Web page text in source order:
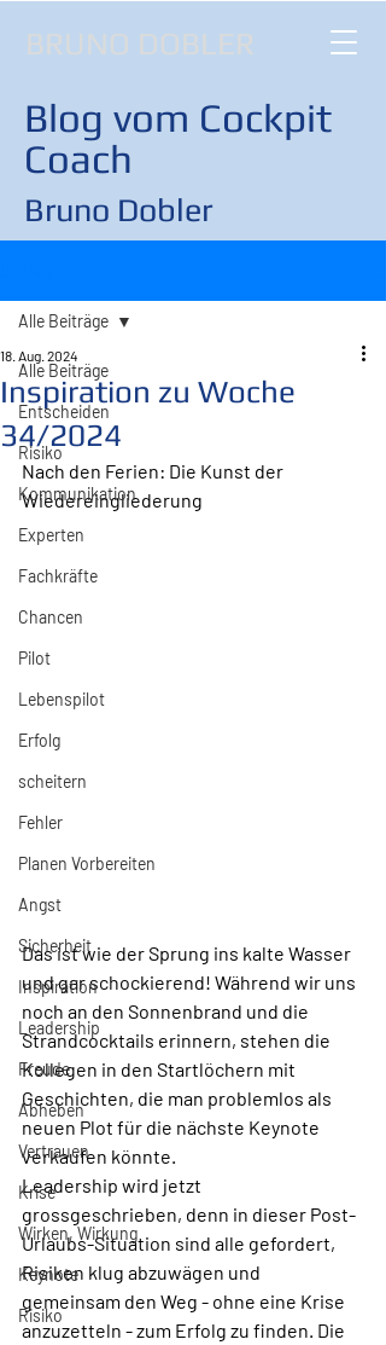
BRUNO DOBLER
Blog vom Cockpit
Coach
Bruno Dobler
Alle Beiträge
Entscheiden
Risiko
Kommunikation
Experten
Fachkräfte
Chancen
Pilot
Lebenspilot
Erfolg
scheitern
Fehler
Planen Vorbereiten
Angst
Sicherheit
Inspiration
Leadership
Freude
Abheben
Vertrauen
Krise
Wirken, Wirkung
Keynote
Risiko
Alle Beiträge
Inspiration zu Woche
34/2024
18. Aug. 2024
Nach den Ferien: Die Kunst der
Wiedereingliederung
Das ist wie der Sprung ins kalte Wasser
und gar schockierend! Während wir uns
noch an den Sonnenbrand und die
Strandcocktails erinnern, stehen die
Kollegen in den Startlöchern mit
Geschichten, die man problemlos als
neuen Plot für die nächste Keynote
verkaufen könnte.
Leadership wird jetzt
grossgeschrieben, denn in dieser Post-
Urlaubs-Situation sind alle gefordert,
Risiken klug abzuwägen und
gemeinsam den Weg - ohne eine Krise
anzuzetteln - zum Erfolg zu finden. Die